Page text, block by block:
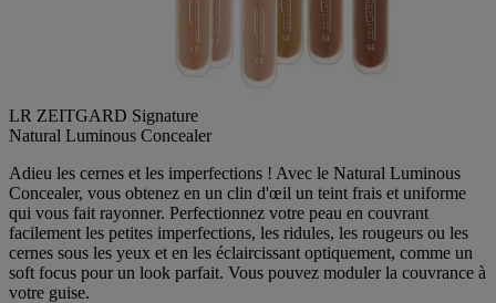
LR ZEITGARD Signature
Natural Luminous Concealer
Adieu les cernes et les imperfections ! Avec le Natural Luminous
Concealer, vous obtenez en un clin d'œil un teint frais et uniforme
qui vous fait rayonner. Perfectionnez votre peau en couvrant
facilement les petites imperfections, les ridules, les rougeurs ou les
cernes sous les yeux et en les éclaircissant optiquement, comme un
soft focus pour un look parfait. Vous pouvez moduler la couvrance à
votre guise.